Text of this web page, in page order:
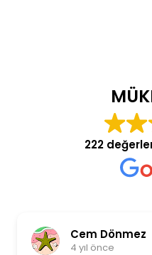
222
Cem Dönmez
4 yıl önce